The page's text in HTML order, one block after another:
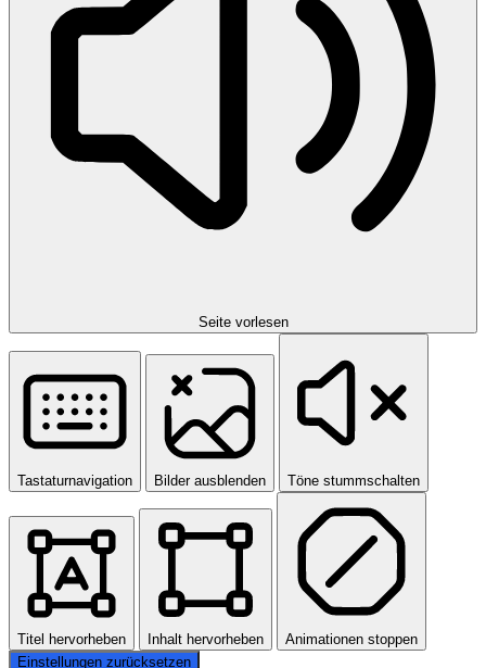
Seite vorlesen
Tastaturnavigation Bilder ausblenden Töne stummschalten
Titel hervorheben Inhalt hervorheben
Animationen stoppen
Einstellungen zurücksetzen